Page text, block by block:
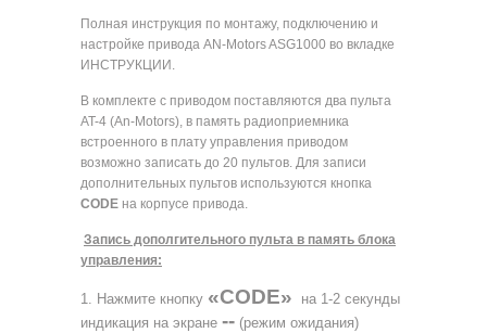
Полная инструкция по монтажу, подключению и
настройке привода AN-Motors ASG1000 во вкладке
ИНСТРУКЦИИ.
В комплекте с приводом поставляются два пульта
AT-4 (An-Motors), в память радиоприемника
встроенного в плату управления приводом
возможно записать до 20 пультов. Для записи
дополнительных пультов используются кнопка
CODE на корпусе привода.
Запись дополгительного пульта в память блока
управления:
1. Нажмите кнопку «CODE» на 1-2 секунды
индикация на экране -- (режим ожидания)